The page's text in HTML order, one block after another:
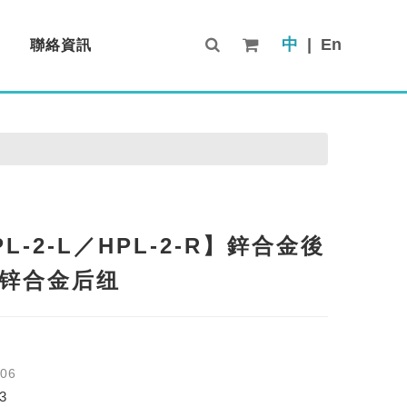
中 En
聯絡資訊
2-L／HPL-2-R】鋅合金後
合金后纽